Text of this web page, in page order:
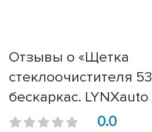
Отзывы о «Щетка
стеклоочистителя
бескаркас. LYNXauto
0.0